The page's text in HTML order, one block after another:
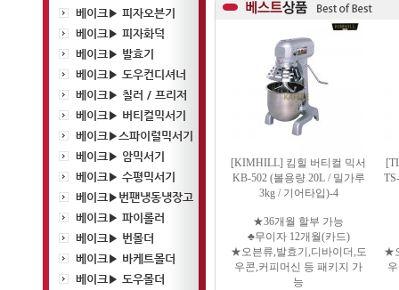
베이크▶ 피자오븐기
베이크▶ 피자화덕
베이크▶ 발효기
베이크▶ 도우컨디셔너
베이크▶ 칠러 / 프리저
베이크▶ 버티컬믹서기
베이크▶스파이럴믹서기
베이크▶ 암믹서기
베이크▶ 수평믹서기
베이크▶번팬냉동냉장고
베이크▶ 파이롤러
베이크▶ 번몰더
베이크▶ 바케트몰더
베이크▶ 도우몰더
[KIMHILL] 킴힐 버티컬 믹서
KB-502 (볼용량 20L / 밀가루
3kg / 기어타입)-4
★36개월 할부 가능
♣무이자 12개월(카드)
★오븐류,발효기,디바이더,도
우콘,커피머신 등 패키지 가
능
★